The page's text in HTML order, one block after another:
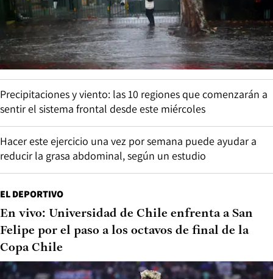
Precipitaciones y viento: las 10 regiones que comenzarán a
sentir el sistema frontal desde este miércoles
Hacer este ejercicio una vez por semana puede ayudar a
reducir la grasa abdominal, según un estudio
EL DEPORTIVO
En vivo: Universidad de Chile enfrenta a San
Felipe por el paso a los octavos de final de la
Copa Chile